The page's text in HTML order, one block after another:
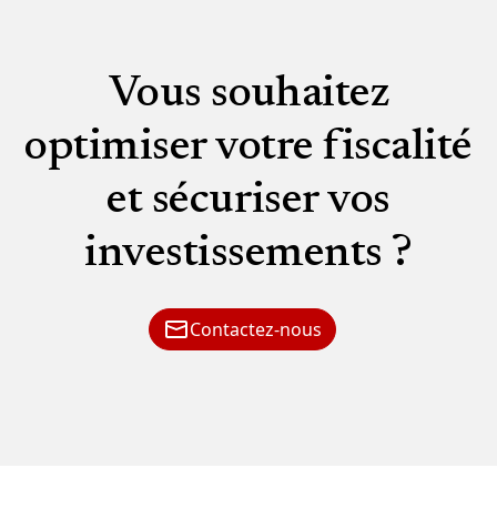
Vous souhaitez
optimiser votre fiscalité
et sécuriser vos
investissements ?
Contactez-nous